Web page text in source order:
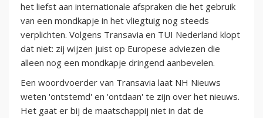
het liefst aan internationale afspraken die het gebruik
van een mondkapje in het vliegtuig nog steeds
verplichten. Volgens Transavia en TUI Nederland klopt
dat niet: zij wijzen juist op Europese adviezen die
alleen nog een mondkapje dringend aanbevelen.
Een woordvoerder van Transavia laat NH Nieuws
weten 'ontstemd' en 'ontdaan' te zijn over het nieuws.
Het gaat er bij de maatschappij niet in dat de